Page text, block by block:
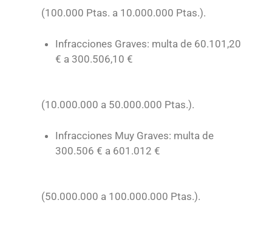
(100.000 Ptas. a 10.000.000 Ptas.).
Infracciones Graves: multa de 60.101,20
€ a 300.506,10 €
(10.000.000 a 50.000.000 Ptas.).
Infracciones Muy Graves: multa de
300.506 € a 601.012 €
(50.000.000 a 100.000.000 Ptas.).